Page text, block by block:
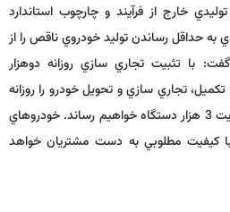
خارج از فرآيند و چارچوب استاندارد
به حداقل رساندن توليد خودروي ناقص را از
با تثبيت تجاري سازي روزانه دوهزار
تجاري سازي و تحويل خودرو را روزانه
به دوهزار و 500 دستگاه و در نهايت 3 هزار دستگاه خواهيم رساند. خودروهاي
كيفيت مطلوبي به دست مشتريان خواهد